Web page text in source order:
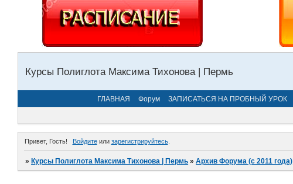
Курсы Полиглота Максима Тихонова | Пермь
ГЛАВНАЯ Форум ЗАПИСАТЬСЯ НА ПРОБНЫЙ УРОК
Привет, Гость! Войдитеили зарегистрируйтесь.
»Курсы Полиглота Максима Тихонова | Пермь »Архив Форума (с 2011 года)